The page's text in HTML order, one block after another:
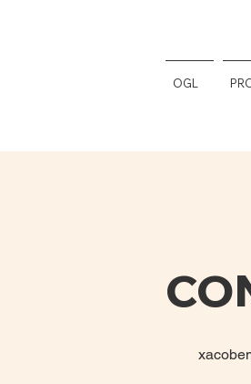
OGL